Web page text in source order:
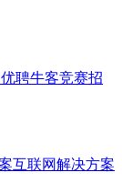
聘牛客竞赛招
互联网解决方案